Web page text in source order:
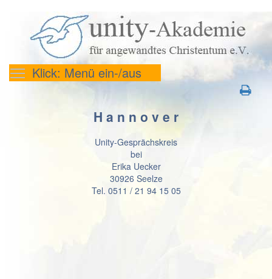
Klick: Menü ein-/aus
H a n n o v e r
Unity-Gesprächskreis
bei
Erika Uecker
30926 Seelze
Tel. 0511 / 21 94 15 05